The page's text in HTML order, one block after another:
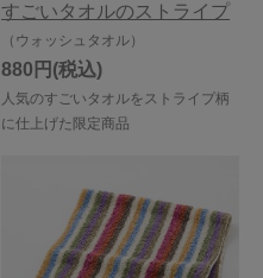
すごいタオルのストライプ
（ウォッシュタオル）
人気のすごいタオルをストライプ柄
に仕上げた限定商品
880円